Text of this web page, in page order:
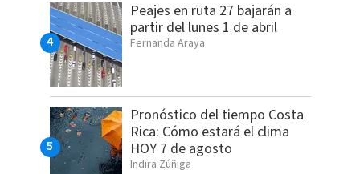
Peajes en ruta 27 bajarán a
partir del lunes 1 de abril
Fernanda Araya
Pronóstico del tiempo Costa
Rica: Cómo estará el clima
HOY 7 de agosto
Indira Zúñiga